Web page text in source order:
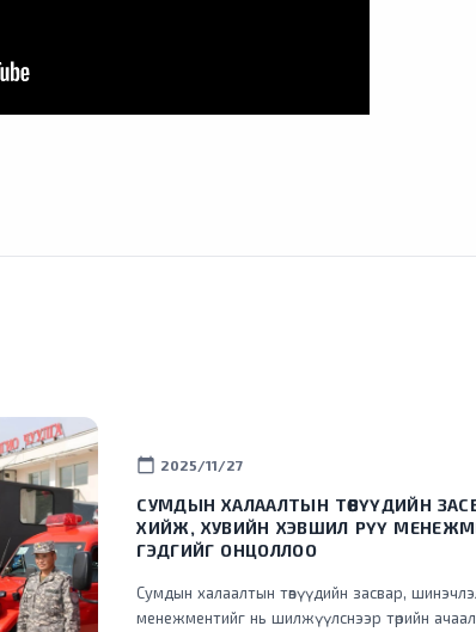
calendar_today 2025/11/27
СУМДЫН ХАЛААЛТЫН ТӨВҮҮДИЙН
ХИЙЖ, ХУВИЙН ХЭВШИЛ РҮҮ
ГЭДГИЙГ ОНЦОЛЛОО
Сумдын халаалтын төвүүдийн засвар,
менежментийг нь шилжүүлснээр төрийн